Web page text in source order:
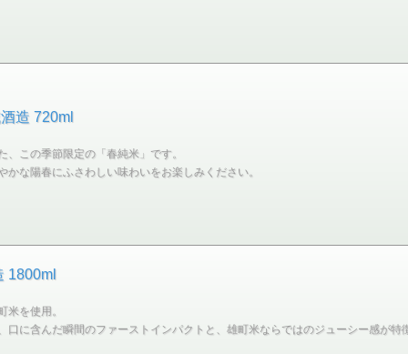
造 720ml
この季節限定の「春純米」です。
な陽春にふさわしい味わいをお楽しみください。
1800ml
米を使用。
に含んだ瞬間のファーストインパクトと、雄町米ならではのジューシー感が特